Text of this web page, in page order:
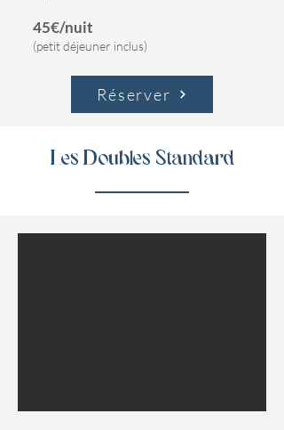
45€/nuit
(petit déjeuner inclus)
Réserver
Les Doubles Standard